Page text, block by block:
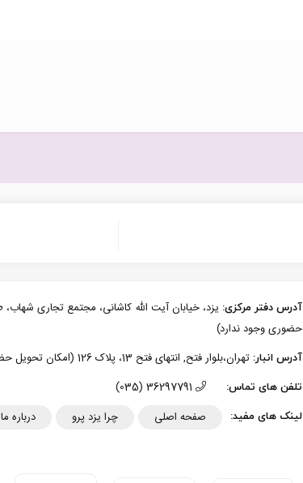
آدرس دفتر مرکزی:
حضوری وجود ندارد)
آدرس انبار: تهران،بلوار فتح, انتهای فتح 13، پلاک 126 (امکان تحویل حضوری وجود دارد)
تلفن های تماس:
لینک های مفید: صفحه اصلی چرا یزد پرو درباره ما